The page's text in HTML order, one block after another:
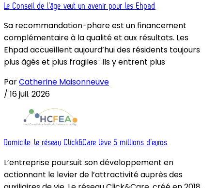
Le Conseil de l’âge veut un avenir pour les Ehpad
Sa recommandation-phare est un financement
complémentaire à la qualité et aux résultats. Les
Ehpad accueillent aujourd’hui des résidents toujours
plus âgés et plus fragiles : ils y entrent plus
ParCatherine Maisonneuve
/ 16 juil. 2026
Domicile: le réseau Click&Care lève 5 millions d’euros
L’entreprise poursuit son développement en
actionnant le levier de l’attractivité auprès des